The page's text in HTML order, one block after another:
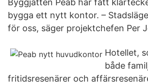
Byggjätten Peab har fått
bygga ett nytt kontor. –
för oss, säger projektchefen Per
Hotellet,
både
fritidsresenärer och